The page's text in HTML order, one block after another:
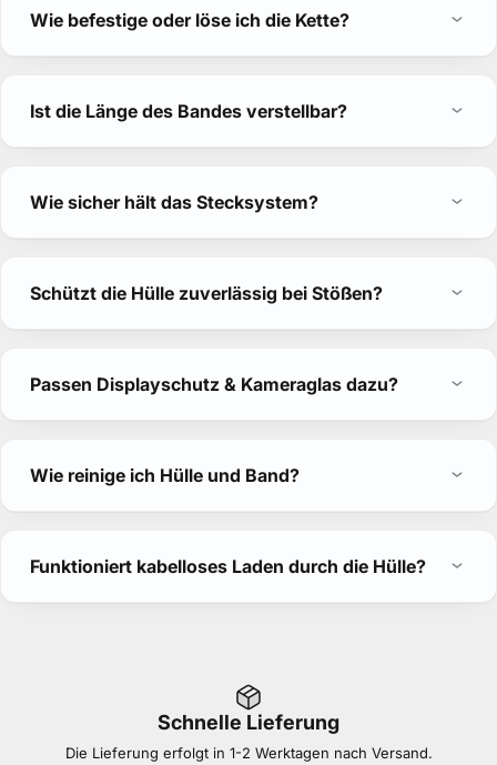
Wie befestige oder löse ich die Kette?
Ist die Länge des Bandes verstellbar?
Wie sicher hält das Stecksystem?
Schützt die Hülle zuverlässig bei Stößen?
Passen Displayschutz & Kameraglas dazu?
Wie reinige ich Hülle und Band?
Funktioniert kabelloses Laden durch die Hülle?
Schnelle Lieferung
Die Lieferung erfolgt in 1-2 Werktagen nach Versand.